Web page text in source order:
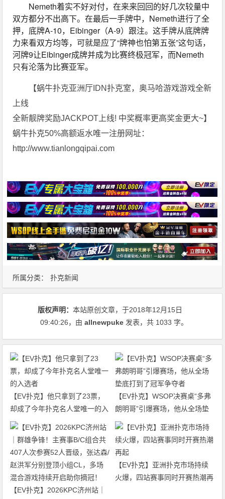
Nemeth着实不好对付，在来来回回的好几次较量中
双方都分不出高下。在最后一手牌中，Nemeth进行了全
押，底牌A-10，Eibinger（A-9）跟注。这手牌从底牌牌
力来看双方均等，可就是应了“牌神也怕第五张”这句话，
河牌9让Eibinger成牌并成为比赛终极冠军，而Nemeth
只有沦落为比赛亚军。
【蜗牛扑克亚洲厅IDN扑克室，奥马哈游戏游戏全新
上线
全新靓牌奖励JACKPOT上线! 中奖概率更高奖金更大~】
蜗牛扑克50%高额返水唯一注册网址：
http://www.tianlongqipai.com
所属分类： 扑克新闻
版权声明：本站原创文章，于2018年12月15日
09:40:26，由allnewpuke 发表，共 1033 字。
【EV扑克】他只拿到了23票，
却成了今年扑克名人堂唯一的入
选者
【EV扑克】WSOP决赛桌“多弗
朗明哥”引爆赛场，他从全场垫
底打到了冠军争夺者
【EV扑克】2026KPC济州站｜
【EV扑克】亚洲扑克市场持续
火爆，四站赛事同时开赛热潮再